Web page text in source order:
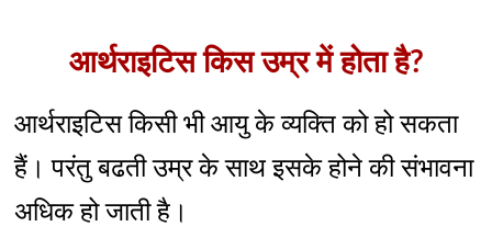
आर्थराइटिस किस उम्र में होता है?
आर्थराइटिस किसी भी आयु के व्यक्ति को हो सकता
हैं। परंतु बढती उम्र के साथ इसके होने की संभावना
अधिक हो जाती है।